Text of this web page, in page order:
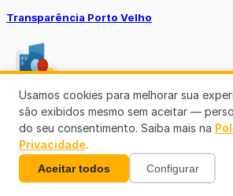
Transparência Porto Velho
SEMUSA
(69)3901-3176
Usamos cookies para melhorar sua
são exibidos mesmo sem aceitar —
do seu consentimento. Saiba mais na
Privacidade.
Aceitar todos Configurar